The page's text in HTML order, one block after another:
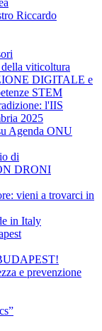
Riccardo
viticoltura
DIGITALE e
STEM
l'IIS
2025
Agenda ONU
di
DRONI
vieni a trovarci in
in Italy
e prevenzione